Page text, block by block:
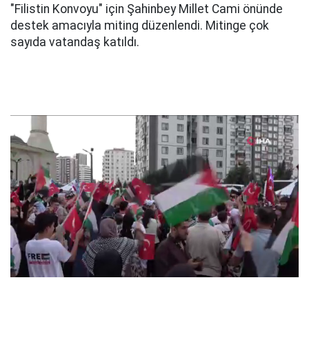
"Filistin Konvoyu" için Şahinbey Millet Cami önünde
destek amacıyla miting düzenlendi. Mitinge çok
sayıda vatandaş katıldı.